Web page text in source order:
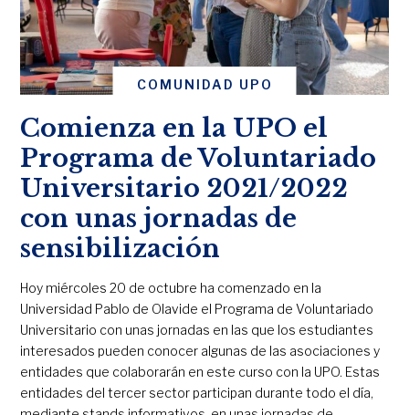
COMUNIDAD UPO
Comienza en la UPO el
Programa de Voluntariado
Universitario 2021/2022
con unas jornadas de
sensibilización
Hoy miércoles 20 de octubre ha comenzado en la
Universidad Pablo de Olavide el Programa de Voluntariado
Universitario con unas jornadas en las que los estudiantes
interesados pueden conocer algunas de las asociaciones y
entidades que colaborarán en este curso con la UPO. Estas
entidades del tercer sector participan durante todo el día,